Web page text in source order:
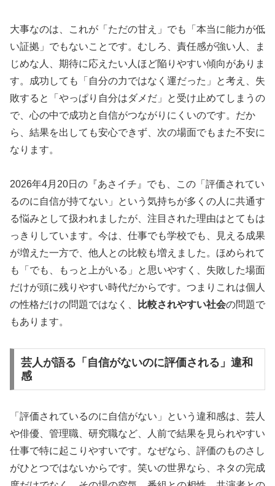
大事なのは、これが「ただの甘え」でも「本当に能力が低
い証拠」でもないことです。むしろ、責任感が強い人、ま
じめな人、期待に応えたい人ほど陥りやすい傾向がありま
す。成功しても「自分の力ではなく運だった」と考え、失
敗すると「やっぱり自分はダメだ」と受け止めてしまうの
で、心の中で成功と自信がつながりにくいのです。だか
ら、結果を出しても安心できず、次の場面でもまた不安に
なります。
2026年4月20日の『あさイチ』でも、この「評価されてい
るのに自信が持てない」という気持ちが多くの人に共通す
る悩みとして扱われましたが、注目された理由はとてもは
っきりしています。今は、仕事でも学校でも、見える成果
が増えた一方で、他人との比較も増えました。ほめられて
も「でも、もっと上がいる」と思いやすく、失敗した場面
だけが頭に残りやすい時代だからです。つまりこれは個人
の性格だけの問題ではなく、
比較されやすい社会の問題で
もあります。
芸人が語る「自信がないのに評価される」違和
感
「評価されているのに自信がない」という違和感は、芸人
や俳優、管理職、研究職など、人前で結果を見られやすい
仕事で特に起こりやすいです。なぜなら、評価のものさし
がひとつではないからです。笑いの世界なら、ネタの完成